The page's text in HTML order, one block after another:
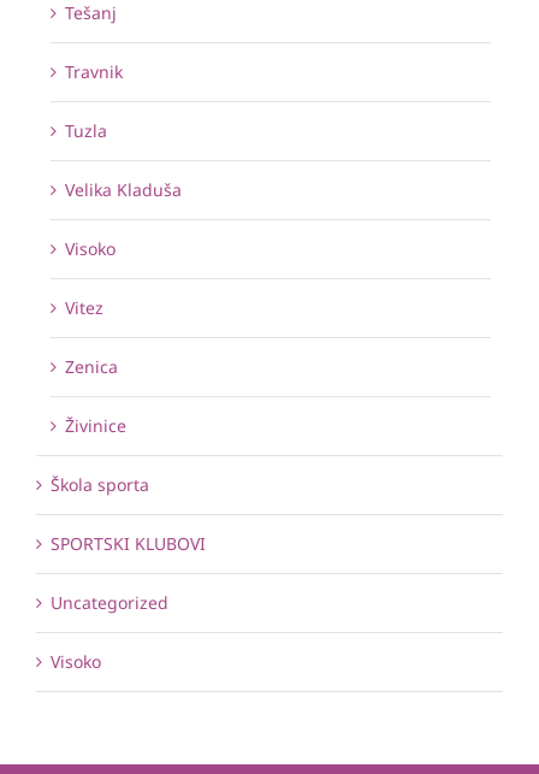
Tešanj
Travnik
Tuzla
Velika Kladuša
Visoko
Vitez
Zenica
Živinice
Škola sporta
SPORTSKI KLUBOVI
Uncategorized
Visoko